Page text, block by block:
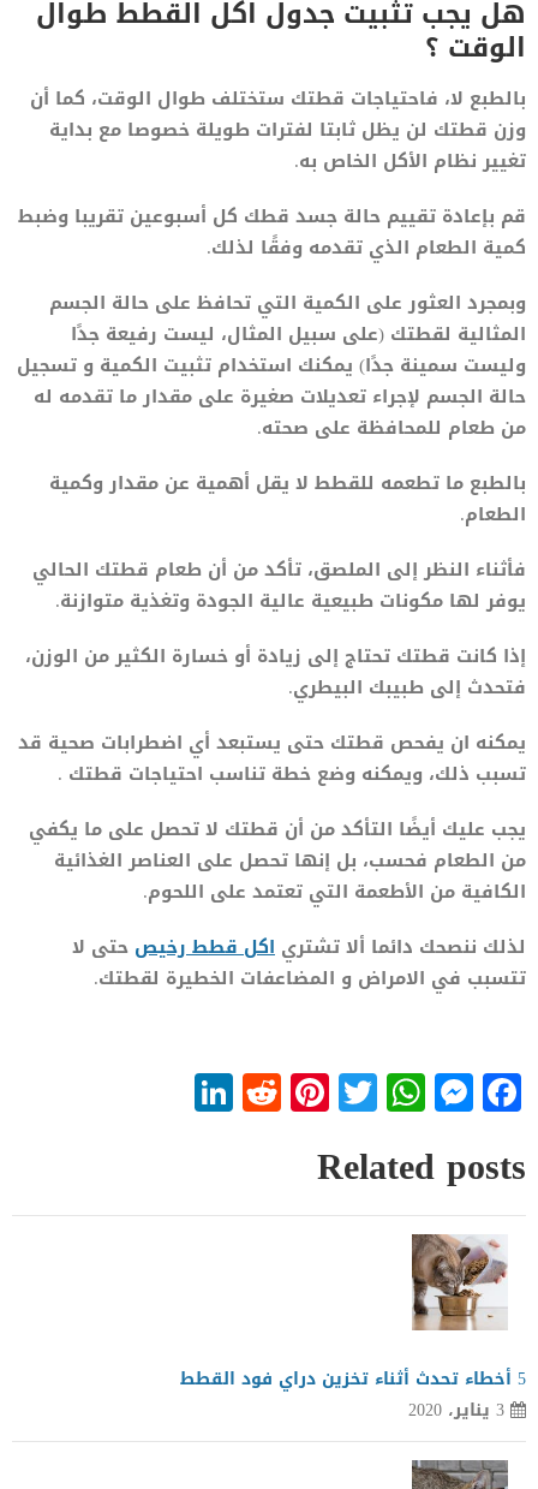
هل يجب تثبيت جدول اكل القطط طوال
الوقت ؟
بالطبع لا، فاحتياجات قطتك ستختلف طوال الوقت، كما أن
وزن قطتك لن يظل ثابتا لفترات طويلة خصوصا مع بداية
تغيير نظام الأكل الخاص به.
قم بإعادة تقييم حالة جسد قطك كل أسبوعين تقريبا وضبط
كمية الطعام الذي تقدمه وفقًا لذلك.
وبمجرد العثور على الكمية التي تحافظ على حالة الجسم
المثالية لقطتك (على سبيل المثال، ليست رفيعة جدًا
وليست سمينة جدًا) يمكنك استخدام تثبيت الكمية و تسجيل
حالة الجسم لإجراء تعديلات صغيرة على مقدار ما تقدمه له
من طعام للمحافظة على صحته.
بالطبع ما تطعمه للقطط لا يقل أهمية عن مقدار وكمية
الطعام.
فأثناء النظر إلى الملصق، تأكد من أن طعام قطتك الحالي
يوفر لها مكونات طبيعية عالية الجودة وتغذية متوازنة.
إذا كانت قطتك تحتاج إلى زيادة أو خسارة الكثير من الوزن،
فتحدث إلى طبيبك البيطري.
يمكنه ان يفحص قطتك حتى يستبعد أي اضطرابات صحية قد
تسبب ذلك، ويمكنه وضع خطة تناسب احتياجات قطتك .
يجب عليك أيضًا التأكد من أن قطتك لا تحصل على ما يكفي
من الطعام فحسب، بل إنها تحصل على العناصر الغذائية
الكافية من الأطعمة التي تعتمد على اللحوم.
لذلك ننصحك دائما ألا تشتري اكل قطط رخيص حتى لا
تتسبب في الامراض و المضاعفات الخطيرة لقطتك.
Facebook
Messenger
WhatsApp
Twitter
Pinterest
Reddit
Related posts
5 أخطاء تحدث أثناء تخزين دراي فود القطط
3 يناير، 2020